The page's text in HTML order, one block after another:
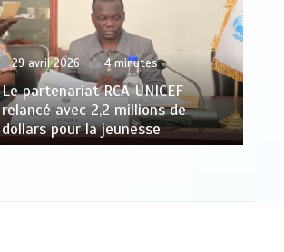
29 avril 2026 4 minutes
Le partenariat RCA‑UNICEF
relancé avec 2,2 millions de
dollars pour la jeunesse